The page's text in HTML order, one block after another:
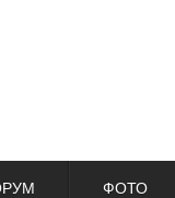
ФОТО